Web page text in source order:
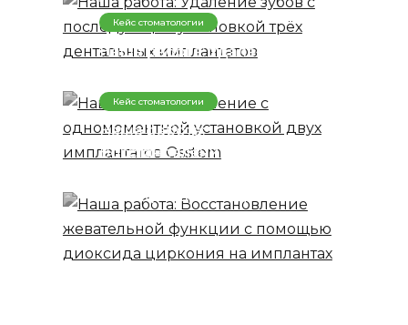
дентальных имплантатов
Кейс стоматологии
Наша работа: Удаление с
установкой двух
имплантатов Osstem
Кейс стоматологии
Наша работа:
Восстановление
помощью диоксида
циркония на имплантах